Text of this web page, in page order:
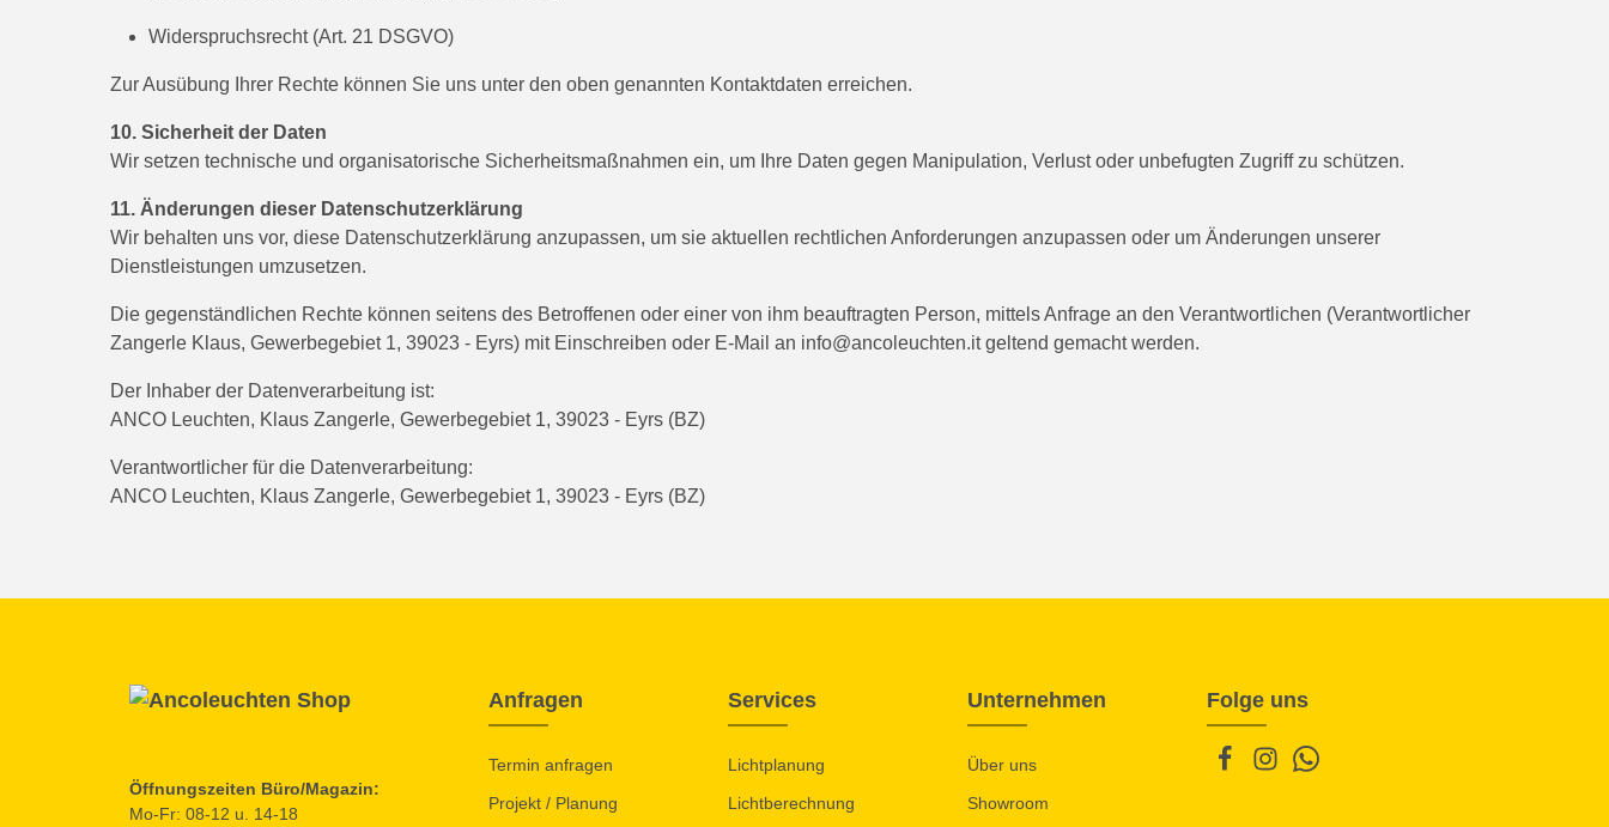
Widerspruchsrecht (Art. 21 DSGVO)
Zur Ausübung Ihrer Rechte können Sie uns unter den oben genannten Kontaktdaten erreichen.
10. Sicherheit der Daten
Wir setzen technische und organisatorische Sicherheitsmaßnahmen ein, um Ihre Daten gegen Manipulation, Verlust oder unbefugten Zugriff zu schützen.
11. Änderungen dieser Datenschutzerklärung
Wir behalten uns vor, diese Datenschutzerklärung anzupassen, um sie aktuellen rechtlichen Anforderungen anzupassen oder um Änderungen unserer
Dienstleistungen umzusetzen.
Die gegenständlichen Rechte können seitens des Betroffenen oder einer von ihm beauftragten Person, mittels Anfrage an den Verantwortlichen (Verantwortlicher
Zangerle Klaus, Gewerbegebiet 1, 39023 - Eyrs) mit Einschreiben oder E-Mail an info@ancoleuchten.it geltend gemacht werden.
Der Inhaber der Datenverarbeitung ist:
ANCO Leuchten, Klaus Zangerle, Gewerbegebiet 1, 39023 - Eyrs (BZ)
Verantwortlicher für die Datenverarbeitung:
ANCO Leuchten, Klaus Zangerle, Gewerbegebiet 1, 39023 - Eyrs (BZ)
Folge uns
Öffnungszeiten Büro/Magazin:
Mo-Fr: 08-12 u. 14-18
Anfragen
Termin anfragen
Projekt / Planung
Services
Lichtplanung
Lichtberechnung
Unternehmen
Über uns
Showroom